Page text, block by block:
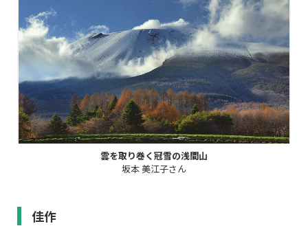
雲を取り巻く冠雪の浅間山
坂本 美江子さん
佳作